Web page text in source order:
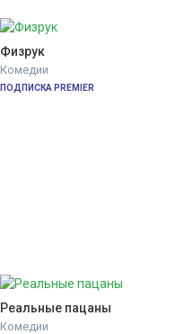
Физрук
Комедии
ПОДПИСКА PREMIER
Реальные пацаны
Комедии